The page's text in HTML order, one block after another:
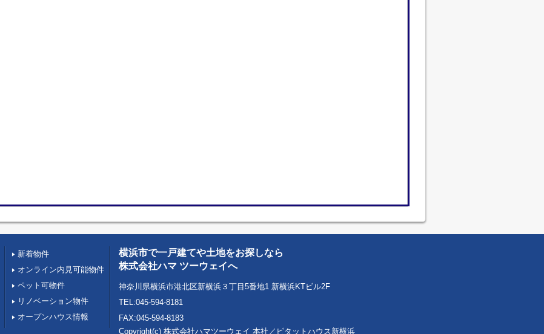
新着物件
オンライン内見可能物件
ペット可物件
リノベーション物件
オープンハウス情報
横浜市で一戸建てや土地をお探しなら
株式会社ハマ ツーウェイへ
神奈川県横浜市港北区新横浜３丁目5番地1 新横浜KTビル2F
TEL:045-594-8181
FAX:045-594-8183
Copyright(c) 株式会社ハマツーウェイ 本社／ピタットハウス新横浜